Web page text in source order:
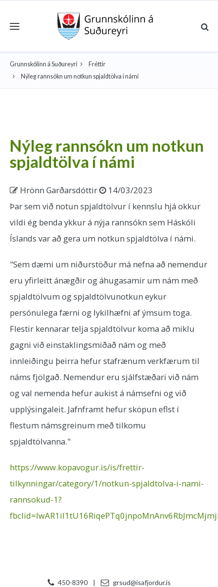
Toggle navigation
Grunnskólinn á Suðureyri
Fréttir
Nýleg rannsókn um notkun spjaldtölva í námi
Nýleg rannsókn um notkun
spjaldtölva í námi
Hrönn Garðarsdóttir
14/03/2023
Þar sem við notun spjaldtölvur í kennslu hjá okkur
vildi ég benda ykkur á nýja rannsókn sem Háskóli
Íslands var að gera um notkun spjaldtölva í námi.
"Sem dæmi um niðurstöður má nefna að nemendur
eru yfirleitt ánægðir og áhugasamir um nám með
spjaldtölvum og spjaldtölvunotkun eykur
persónulega færni og lykilhæfni af ýmsum toga.
Flestir kennarar telja spjaldtölvur koma að miklu
gagni við einstaklingsmiðað nám og með
innleiðingu þeirra hefur stafrænum verkfærum til
náms fjölgað. Nemendur eru sjálfstæðari við nám
og val nemenda hefur aukist á námsefni og við
upplýsingaleit. Jafnframt hefur sköpun eflst í
flestum námsgreinum með tilkomu
spjaldtölvanna."
https://www.kopavogur.is/is/frettir-
tilkynningar/category/1/notkun-spjaldtolva-i-nami-
rannsokud-1?
450-8390 | grsud@isafjordur.is